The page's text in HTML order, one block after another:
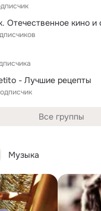
Музыка
Отечественное кино и
- Лучшие рецепты
Все группы